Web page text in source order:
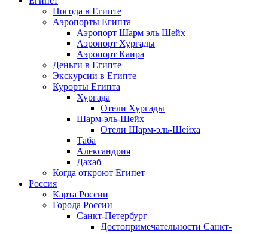
Погода в Египте
Аэропорты Египта
Аэропорт Шарм эль Шейх
Аэропорт Хургады
Аэропорт Каира
Деньги в Египте
Экскурсии в Египте
Курорты Египта
Хургада
Отели Хургады
Шарм-эль-Шейх
Отели Шарм-эль-Шейха
Таба
Александрия
Дахаб
Когда откроют Египет
Россия
Карта России
Города России
Санкт-Петербург
Достопримечательности Санкт-